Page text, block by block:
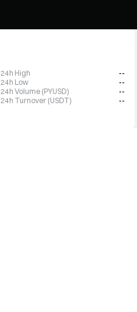
24h High
--
24h Low
--
24h Volume (PYUSD)
--
24h Turnover (USDT)
--